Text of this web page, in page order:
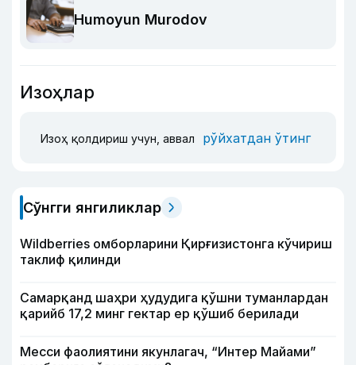
Humoyun Murodov
Изоҳлар
Изоҳ қолдириш учун, аввал рўйхатдан ўтинг
Сўнгги янгиликлар
Wildberries омборларини Қирғизистонга кўчириш
таклиф қилинди
Самарқанд шаҳри ҳудудига қўшни туманлардан
қарийб 17,2 минг гектар ер қўшиб берилади
Месси фаолиятини якунлагач, “Интер Майами”